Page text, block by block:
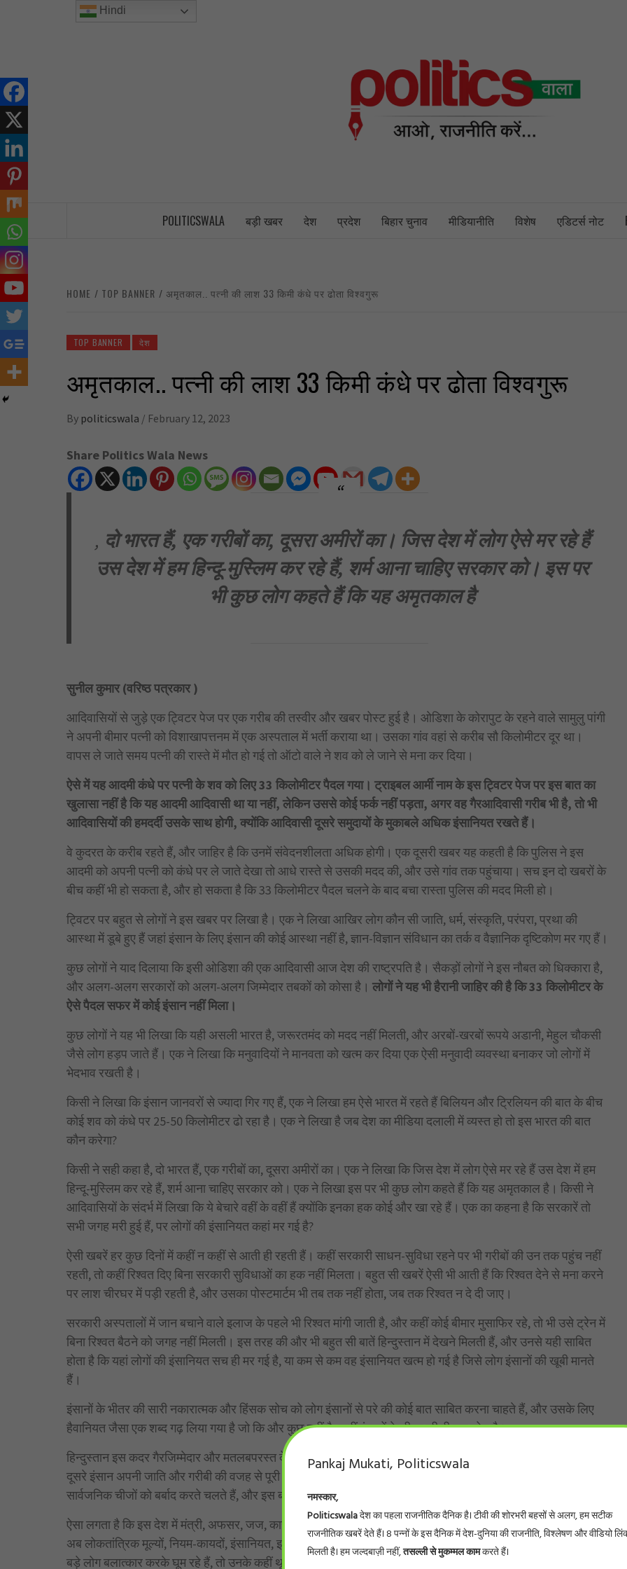
POLITICSWALA बड़ी खबर देश प्रदेश बिहार चुनाव मीडियानीति विशेष एडिटर्स नोट
HOME TOP BANNER अमृतकाल.. पत्नी की लाश 33 किमी कंधे पर ढोता विश्वगुरू
TOP BANNER देश
अमृतकाल.. पत्नी की लाश 33 किमी कंधे पर ढोता विश्वगुरू
By politicswala / February 12, 2023
Share Politics Wala News
, दो भारत हैं, एक गरीबों का, दूसरा अमीरों का। जिस देश में लोग ऐसे मर रहे हैं
उस देश में हम हिन्दू-मुस्लिम कर रहे हैं, शर्म आना चाहिए सरकार को। इस पर
भी कुछ लोग कहते हैं कि यह अमृतकाल है
सुनील कुमार (वरिष्ठ पत्रकार )
आदिवासियों से जुड़े एक ट्विटर पेज पर एक गरीब की तस्वीर और खबर पोस्ट हुई है। ओडिशा के कोरापुट के रहने वाले सामुलु पांगी
ने अपनी बीमार पत्नी को विशाखापत्तनम में एक अस्पताल में भर्ती कराया था। उसका गांव वहां से करीब सौ किलोमीटर दूर था।
वापस ले जाते समय पत्नी की रास्ते में मौत हो गई तो ऑटो वाले ने शव को ले जाने से मना कर दिया।
ऐसे में यह आदमी कंधे पर पत्नी के शव को लिए 33 किलोमीटर पैदल गया। ट्राइबल आर्मी नाम के इस ट्विटर पेज पर इस बात का
खुलासा नहीं है कि यह आदमी आदिवासी था या नहीं, लेकिन उससे कोई फर्क नहीं पड़ता, अगर वह गैरआदिवासी गरीब भी है, तो भी
आदिवासियों की हमदर्दी उसके साथ होगी, क्योंकि आदिवासी दूसरे समुदायों के मुकाबले अधिक इंसानियत रखते हैं।
वे कुदरत के करीब रहते हैं, और जाहिर है कि उनमें संवेदनशीलता अधिक होगी। एक दूसरी खबर यह कहती है कि पुलिस ने इस
आदमी को अपनी पत्नी को कंधे पर ले जाते देखा तो आधे रास्ते से उसकी मदद की, और उसे गांव तक पहुंचाया। सच इन दो खबरों के
बीच कहीं भी हो सकता है, और हो सकता है कि 33 किलोमीटर पैदल चलने के बाद बचा रास्ता पुलिस की मदद मिली हो।
ट्विटर पर बहुत से लोगों ने इस खबर पर लिखा है। एक ने लिखा आखिर लोग कौन सी जाति, धर्म, संस्कृति, परंपरा, प्रथा की
आस्था में डूबे हुए हैं जहां इंसान के लिए इंसान की कोई आस्था नहीं है, ज्ञान-विज्ञान संविधान का तर्क व वैज्ञानिक दृष्टिकोण मर गए हैं।
कुछ लोगों ने याद दिलाया कि इसी ओडिशा की एक आदिवासी आज देश की राष्ट्रपति है। सैकड़ों लोगों ने इस नौबत को धिक्कारा है,
और अलग-अलग सरकारों को अलग-अलग जिम्मेदार तबकों को कोसा है। लोगों ने यह भी हैरानी जाहिर की है कि 33 किलोमीटर के
ऐसे पैदल सफर में कोई इंसान नहीं मिला।
कुछ लोगों ने यह भी लिखा कि यही असली भारत है, जरूरतमंद को मदद नहीं मिलती, और अरबों-खरबों रूपये अडानी, मेहुल चौकसी
जैसे लोग हड़प जाते हैं। एक ने लिखा कि मनुवादियों ने मानवता को खत्म कर दिया एक ऐसी मनुवादी व्यवस्था बनाकर जो लोगों में
भेदभाव रखती है।
किसी ने लिखा कि इंसान जानवरों से ज्यादा गिर गए हैं, एक ने लिखा हम ऐसे भारत में रहते हैं बिलियन और ट्रिलियन की बात के बीच
कोई शव को कंधे पर 25-50 किलोमीटर ढो रहा है। एक ने लिखा है जब देश का मीडिया दलाली में व्यस्त हो तो इस भारत की बात
कौन करेगा?
किसी ने सही कहा है, दो भारत हैं, एक गरीबों का, दूसरा अमीरों का। एक ने लिखा कि जिस देश में लोग ऐसे मर रहे हैं उस देश में हम
हिन्दू-मुस्लिम कर रहे हैं, शर्म आना चाहिए सरकार को। एक ने लिखा इस पर भी कुछ लोग कहते हैं कि यह अमृतकाल है। किसी ने
आदिवासियों के संदर्भ में लिखा कि ये बेचारे वहीं के वहीं हैं क्योंकि इनका हक कोई और खा रहे हैं। एक का कहना है कि सरकारें तो
सभी जगह मरी हुई हैं, पर लोगों की इंसानियत कहां मर गई है?
ऐसी खबरें हर कुछ दिनों में कहीं न कहीं से आती ही रहती हैं। कहीं सरकारी साधन-सुविधा रहने पर भी गरीबों की उन तक पहुंच नहीं
रहती, तो कहीं रिश्वत दिए बिना सरकारी सुविधाओं का हक नहीं मिलता। बहुत सी खबरें ऐसी भी आती हैं कि रिश्वत देने से मना करने
पर लाश चीरघर में पड़ी रहती है, और उसका पोस्टमार्टम भी तब तक नहीं होता, जब तक रिश्वत न दे दी जाए।
सरकारी अस्पतालों में जान बचाने वाले इलाज के पहले भी रिश्वत मांगी जाती है, और कहीं कोई बीमार मुसाफिर रहे, तो भी उसे ट्रेन में
बिना रिश्वत बैठने को जगह नहीं मिलती। इस तरह की और भी बहुत सी बातें हिन्दुस्तान में देखने मिलती हैं, और उनसे यही साबित
होता है कि यहां लोगों की इंसानियत सच ही मर गई है, या कम से कम वह इंसानियत खत्म हो गई है जिसे लोग इंसानों की खूबी मानते
हैं।
इंसानों के भीतर की सारी नकारात्मक और हिंसक सोच को लोग इंसानों से परे की कोई बात साबित करना चाहते हैं, और उसके लिए
हैवानियत जैसा एक शब्द गढ़ लिया गया है जो कि और कुछ नहीं है, इन्हीं इंसानों के भीतर की ही एक सोच है।
हिन्दुस्तान इस कदर गैरजिम्मेदार और मतलबपरस्त देश हो गया है कि लोग गंदगी फैलाते यह नहीं सोचते कि उन्हीं की तरह के कुछ
दूसरे इंसान अपनी जाति और गरीबी की वजह से पूरी जिंदगी इस गंदगी को साफ करते गुजार देंगे। लोग सार्वजनिक जगहों,
सार्वजनिक चीजों को बर्बाद करते चलते हैं, और इस बात की तरफ से पूरी तरह बेपरवाह रहते हैं कि इसकी लागत उन्हीं पर आनी है।
ऐसा लगता है कि इस देश में मंत्री, अफसर, जज, कारोबारी, और बाकी तमाम चर्चित लोगों के भ्रष्टाचार को देखकर लोगों के मन में
अब लोकतांत्रिक मूल्यों, नियम-कायदों, इंसानियत, इन सबके लिए एक बड़ी हिकारत घर कर गई है। लोगों को लगता है कि जब बड़े-
बड़े लोग बलात्कार करके घूम रहे हैं, तो उनके कहीं थूक देने को मुद्दा क्यों बनाया जा रहा है?
Hindi
Pankaj Mukati, Politicswala
नमस्कार,
Politicswalaदेश का पहला राजनीतिक दैनिक है। टीवी की शोरभरी बहसों से अलग, हम सटीक
राजनीतिक खबरें देते हैं। 8 पन्नों के इस दैनिक में देश-दुनिया की राजनीति, विश्लेषण और वीडियो
मिलती है। हम जल्दबाज़ी नहीं,तसल्ली से मुकम्मल कामकरते हैं।